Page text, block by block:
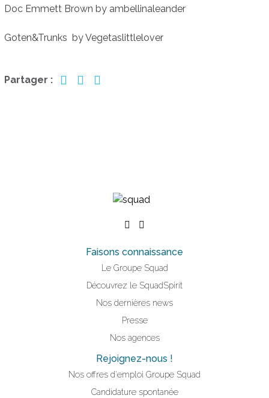
Doc Emmett Brown by ambellinaleander
Goten&Trunks by Vegetaslittlelover
Partager :
Faisons connaissance
Le Groupe Squad
Découvrez le SquadSpirit
Nos dernières news
Presse
Nos agences
Rejoignez-nous !
Nos offres d'emploi Groupe Squad
Candidature spontanée